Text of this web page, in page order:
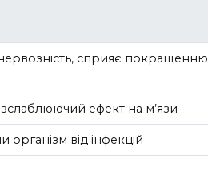
сприяє покращенню
ефект на м’язи
від інфекцій